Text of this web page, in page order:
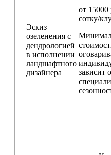
Эскиз
озеленения с
дендрологией
в исполнении
ландшафтного
дизайнера
от 15000
сотку/
зависит